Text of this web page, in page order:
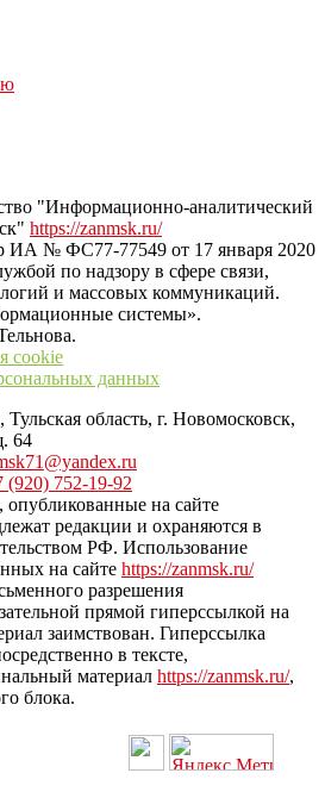
дня в Тульской области на сайте
"Информационно-аналитический
https://zanmsk.ru/
ИА № ФС77-77549 от 17 января 2020
по надзору в сфере связи,
и массовых коммуникаций.
системы».
cookie
данных
область, г. Новомосковск,
64
(920) 752-19-92
на сайте
редакции и охраняются в
РФ. Использование
на сайте https://zanmsk.ru/
разрешения
прямой гиперссылкой на
заимствован. Гиперссылка
в тексте,
материал https://zanmsk.ru/,
блока.